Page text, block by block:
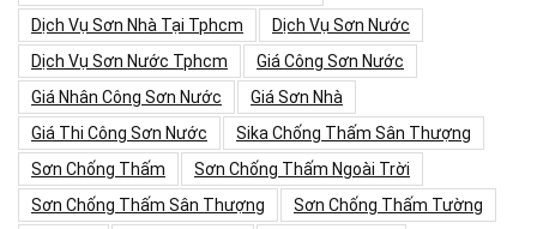
Dịch Vụ Sơn Nhà Tại Tphcm
Dịch Vụ Sơn Nước
Dịch Vụ Sơn Nước Tphcm
Giá Công Sơn Nước
Giá Nhân Công Sơn Nước
Giá Sơn Nhà
Giá Thi Công Sơn Nước
Sika Chống Thấm Sân Thượng
Sơn Chống Thấm
Sơn Chống Thấm Ngoài Trời
Sơn Chống Thấm Sân Thượng
Sơn Chống Thấm Tường